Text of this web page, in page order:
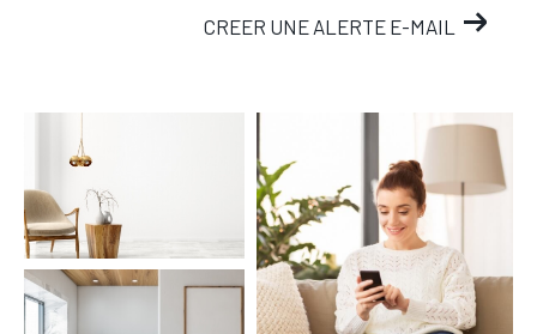
CREER UNE ALERTE E-MAIL